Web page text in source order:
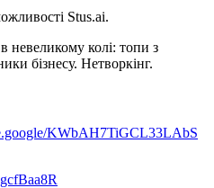
Stus.ai.
невеликому колі: топи з
бізнесу. Нетворкінг.
KWbAH7TiGCL33LAbS